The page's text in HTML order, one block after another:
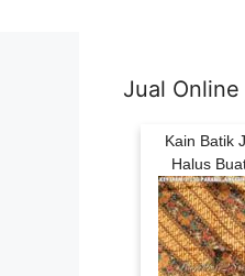
Jual
Kain Batik
Halus